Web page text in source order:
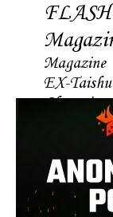
FLASH
Magazine
EX-Taishu
Champion
Shonen
Champion
Sunday
Magazine
The